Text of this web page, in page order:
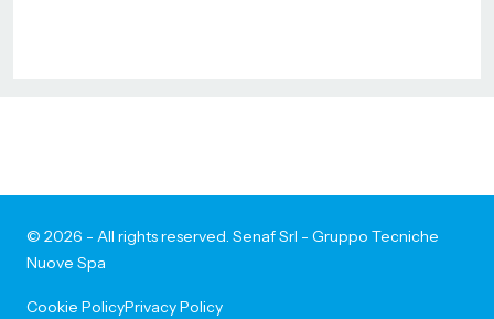
© 2026 - All rights reserved. Senaf Srl - Gruppo Tecniche
Nuove Spa
Cookie PolicyPrivacy Policy